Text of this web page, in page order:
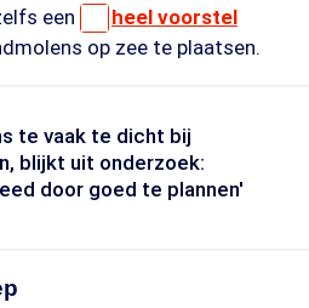
een
heel voorstel
op zee te plaatsen.
te vaak te dicht bij
blijkt uit onderzoek:
door goed te plannen'